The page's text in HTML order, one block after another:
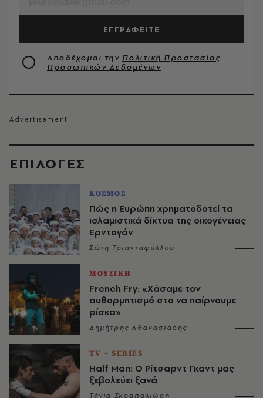
EΠΙΛΟΓΈΣ
ΚΟΣΜΟΣ
Πώς η Ευρώπη χρηματοδοτεί τα
ισλαμιστικά δίκτυα της οικογένειας
Ερντογάν
Σώτη Τριανταφύλλου
ΜΟΥΣΙΚΗ
French Fry: «Χάσαμε τον
αυθορμητισμό στο να παίρνουμε
ρίσκα»
Δημήτρης Αθανασιάδης
TV + SERIES
Half Man: Ο Ρίτσαρντ Γκαντ μας
ξεβολεύει ξανά
Τάνια Σκραπαλιώρη
ΕΓΓΡΑΦΕΙΤΕ
Αποδέχομαι την Πολιτική Προστασίας
Προσωπικών Δεδομένων